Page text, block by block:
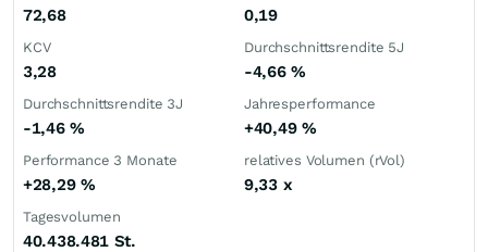
72,68 0,19
KCV
3,28
Durchschnittsrendite 5J
-4,66%
Durchschnittsrendite 3J
-1,46%
Jahresperformance
+40,49 %
Performance 3 Monate
+28,29 %
relatives Volumen (rVol)
9,33 x
Tagesvolumen
40.438.481 St.